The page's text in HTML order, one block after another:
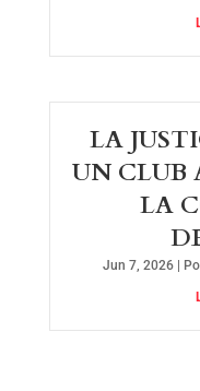
LA
UN CLUB
LA
Jun 7, 2026|